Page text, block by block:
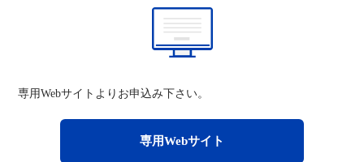
専用Webサイトよりお申込み下さい。
専用Webサイト